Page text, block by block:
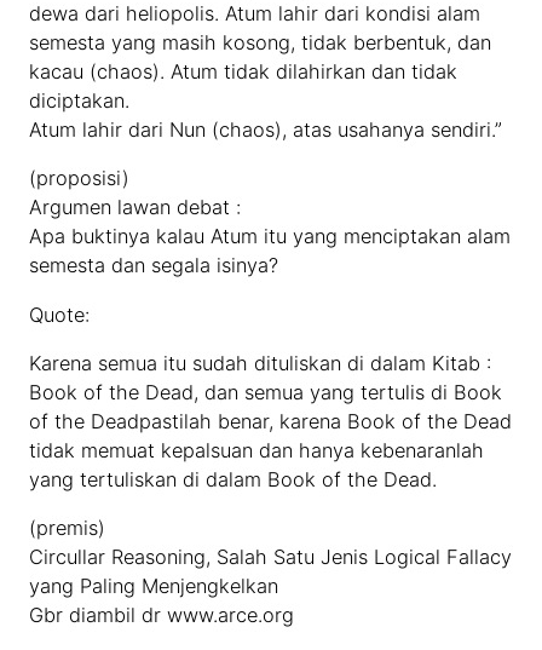
dewa dari heliopolis. Atum lahir dari kondisi alam
semesta yang masih kosong, tidak berbentuk, dan
kacau (chaos). Atum tidak dilahirkan dan tidak
diciptakan.
Atum lahir dari Nun (chaos), atas usahanya sendiri.”
(proposisi)
Argumen lawan debat :
Apa buktinya kalau Atum itu yang menciptakan alam
semesta dan segala isinya?
Quote:
Karena semua itu sudah dituliskan di dalam Kitab :
Book of the Dead, dan semua yang tertulis di Book
of the Deadpastilah benar, karena Book of the Dead
tidak memuat kepalsuan dan hanya kebenaranlah
yang tertuliskan di dalam Book of the Dead.
(premis)
Circullar Reasoning, Salah Satu Jenis Logical Fallacy
yang Paling Menjengkelkan
Gbr diambil dr www.arce.org